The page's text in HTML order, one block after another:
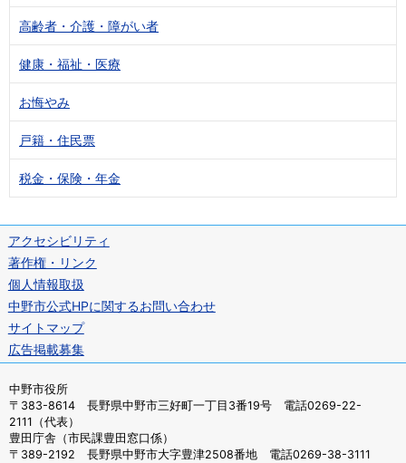
高齢者・介護・障がい者
健康・福祉・医療
お悔やみ
戸籍・住民票
税金・保険・年金
アクセシビリティ
著作権・リンク
個人情報取扱
中野市公式HPに関するお問い合わせ
サイトマップ
広告掲載募集
中野市役所
〒383-8614 長野県中野市三好町一丁目3番19号 電話0269-22-
2111（代表）
豊田庁舎（市民課豊田窓口係）
〒389-2192 長野県中野市大字豊津2508番地 電話0269-38-3111